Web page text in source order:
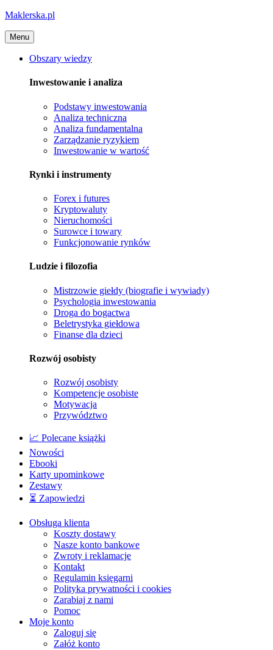
Maklerska.pl
Menu
Obszary wiedzy
Inwestowanie i analiza
Podstawy inwestowania
Analiza techniczna
Analiza fundamentalna
Zarządzanie ryzykiem
Inwestowanie w wartość
Rynki i instrumenty
Forex i futures
Kryptowaluty
Nieruchomości
Surowce i towary
Funkcjonowanie rynków
Ludzie i filozofia
Mistrzowie giełdy (biografie i wywiady)
Psychologia inwestowania
Droga do bogactwa
Beletrystyka giełdowa
Finanse dla dzieci
Rozwój osobisty
Rozwój osobisty
Kompetencje osobiste
Motywacja
Przywództwo
📈 Polecane książki
Nowości
Ebooki
Karty upominkowe
Zestawy
⏳ Zapowiedzi
Obsługa klienta
Koszty dostawy
Nasze konto bankowe
Zwroty i reklamacje
Kontakt
Regulamin księgarni
Polityka prywatności i cookies
Zarabiaj z nami
Pomoc
Moje konto
Zaloguj się
Załóż konto